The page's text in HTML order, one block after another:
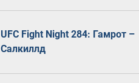
UFC Fight Night 284: Гамрот –
Салкиллд